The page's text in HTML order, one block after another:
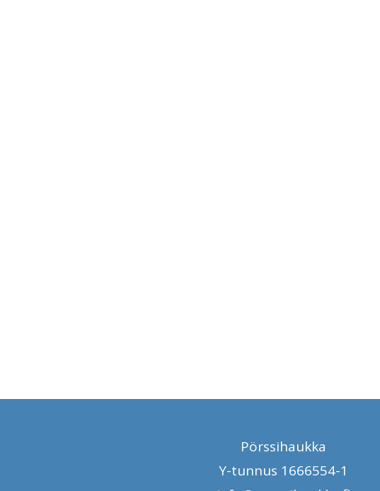
Pörssihaukka
Y-tunnus 1666554-1